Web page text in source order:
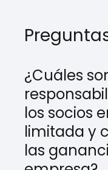
¿Cuáles
los socios
limitada y
las